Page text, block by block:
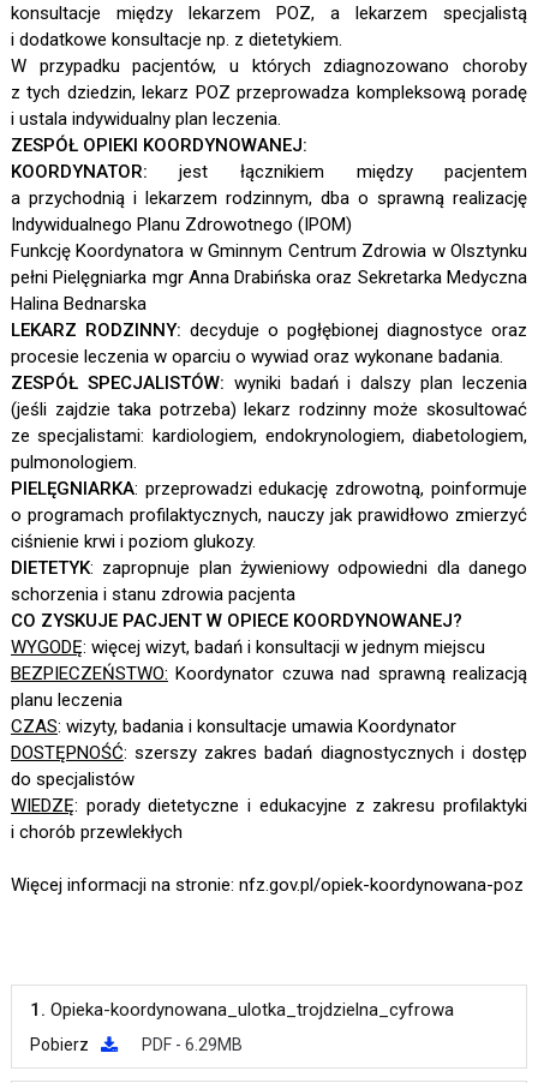
konsultacje między lekarzem POZ, a lekarzem specjalistą
i dodatkowe konsultacje np. z dietetykiem.
W przypadku pacjentów, u których zdiagnozowano choroby
z tych dziedzin, lekarz POZ przeprowadza kompleksową poradę
i ustala indywidualny plan leczenia.
ZESPÓŁ OPIEKI KOORDYNOWANEJ:
KOORDYNATOR:jest łącznikiem między pacjentem
a przychodnią i lekarzem rodzinnym, dba o sprawną realizację
Indywidualnego Planu Zdrowotnego (IPOM)
Funkcję Koordynatora w Gminnym Centrum Zdrowia w Olsztynku
pełni Pielęgniarka mgr Anna Drabińska oraz Sekretarka Medyczna
Halina Bednarska
LEKARZ RODZINNY: decyduje o pogłębionej diagnostyce oraz
procesie leczenia w oparciu o wywiad oraz wykonane badania.
ZESPÓŁ SPECJALISTÓW: wyniki badań i dalszy plan leczenia
(jeśli zajdzie taka potrzeba) lekarz rodzinny może skosultować
ze specjalistami: kardiologiem, endokrynologiem, diabetologiem,
pulmonologiem.
PIELĘGNIARKA: przeprowadzi edukację zdrowotną, poinformuje
o programach profilaktycznych, nauczy jak prawidłowo zmierzyć
ciśnienie krwi i poziom glukozy.
DIETETYK: zapropnuje plan żywieniowy odpowiedni dla danego
schorzenia i stanu zdrowia pacjenta
CO ZYSKUJE PACJENT W OPIECE KOORDYNOWANEJ?
WYGODĘ: więcej wizyt, badań i konsultacji w jednym miejscu
BEZPIECZEŃSTWO: Koordynator czuwa nad sprawną realizacją
planu leczenia
CZAS: wizyty, badania i konsultacje umawia Koordynator
DOSTĘPNOŚĆ: szerszy zakres badań diagnostycznych i dostęp
do specjalistów
WIEDZĘ: porady dietetyczne i edukacyjne z zakresu profilaktyki
i chorób przewlekłych
Więcej informacji na stronie: nfz.gov.pl/opiek-koordynowana-poz
1. Opieka-koordynowana_ulotka_trojdzielna_cyfrowa
Pobierz PDF - 6.29MB